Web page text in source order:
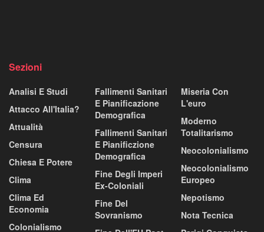
Sezioni
Analisi E Studi
Attacco All'Italia?
Attualità
Censura
Chiesa E Potere
Clima
Clima Ed
Economia
Colonialismo
Fallimenti Sanitari
E Pianificazione
Demografica
Fallimenti Sanitari
E Pianificzione
Demografica
Fine Degli Imperi
Ex-Coloniali
Fine Del
Sovranismo
Miseria Con
L'euro
Moderno
Totalitarismo
Neocolonialismo
Neocolonialismo
Europeo
Nepotismo
Nota Tecnica